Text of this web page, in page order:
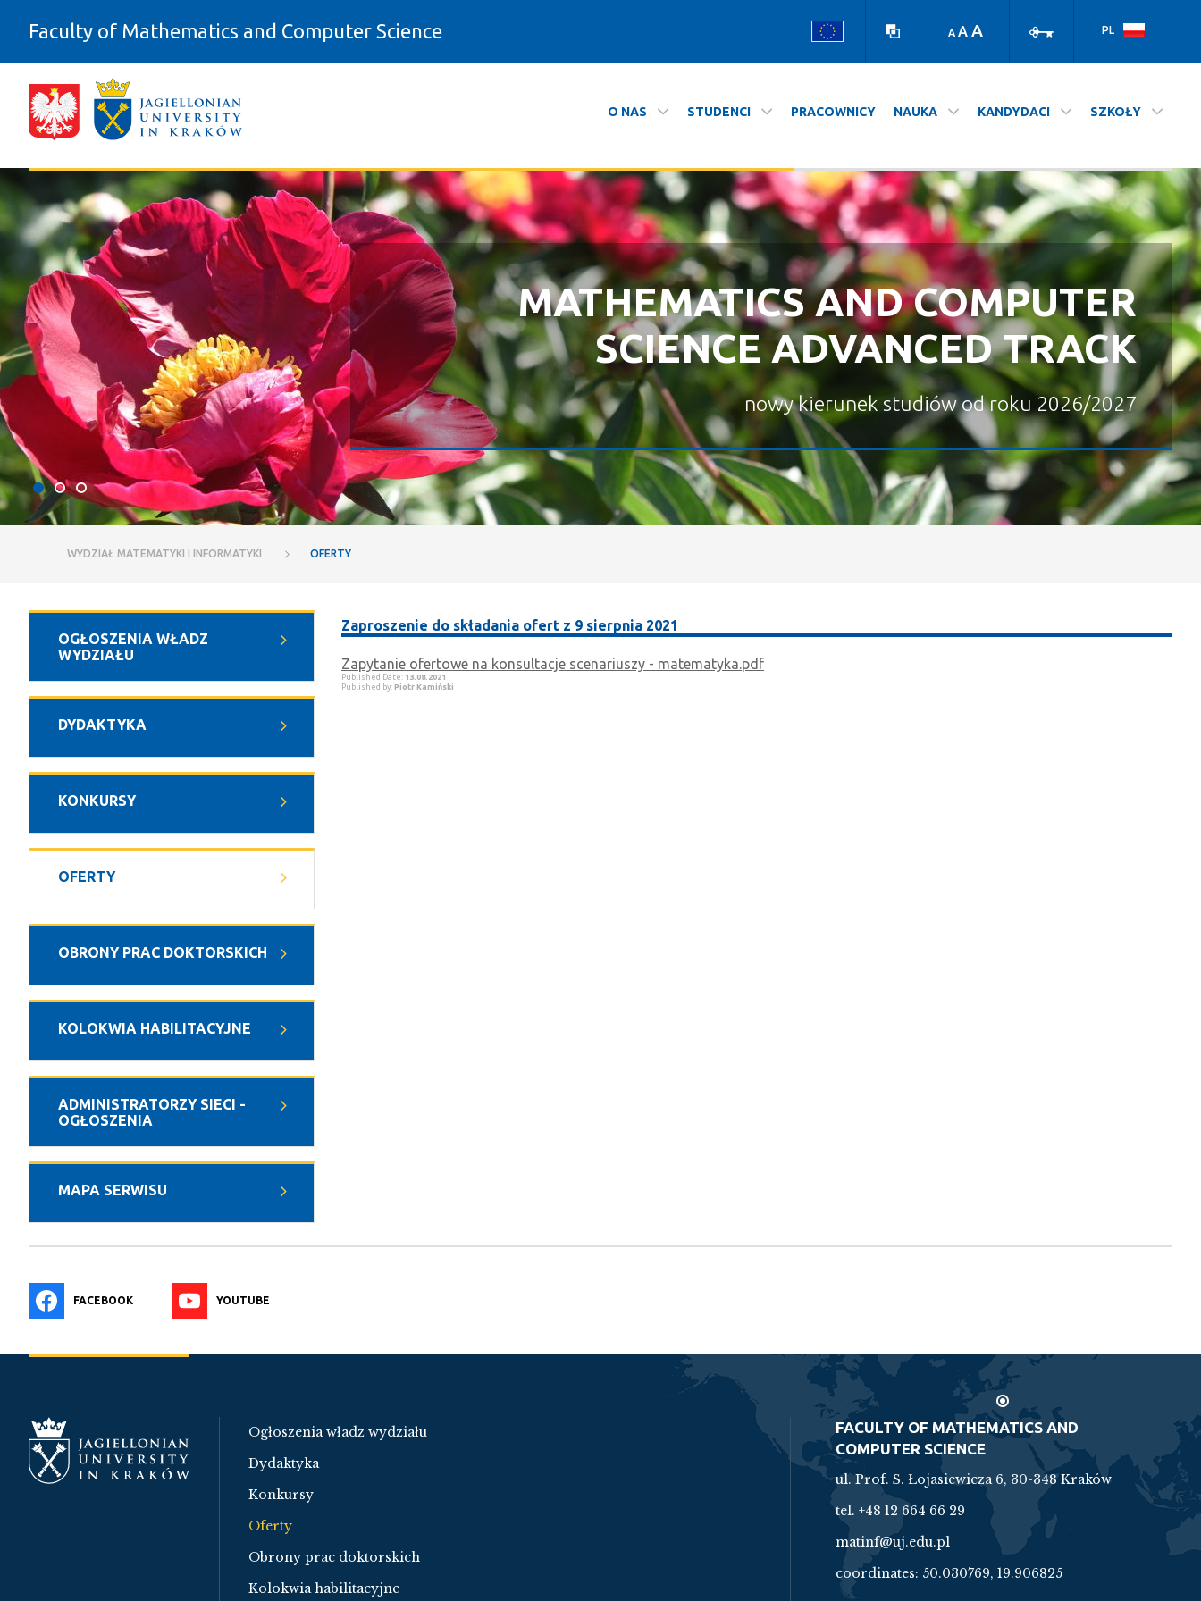
Faculty of Mathematics and Computer Science
version
A A A
PL
O NAS STUDENCI PRACOWNICY NAUKA KANDYDACI SZKOŁY
Oferty - Wydział Matematyki i Informatyki
MATHEMATICS AND COMPUTER
SCIENCE ADVANCED TRACK
nowy kierunek studiów od roku 2026/2027
ZAPRASZAMY NA NASZ WYDZIAŁ
STUDIUJ NA UJ
WYDZIAŁ MATEMATYKI I INFORMATYKI OFERTY
OGŁOSZENIA WŁADZ
WYDZIAŁU
DYDAKTYKA
KONKURSY
OFERTY
OBRONY PRAC DOKTORSKICH
KOLOKWIA HABILITACYJNE
ADMINISTRATORZY SIECI -
OGŁOSZENIA
MAPA SERWISU
Zaproszenie do składania ofert z 9 sierpnia 2021
Zapytanie ofertowe na konsultacje scenariuszy - matematyka.pdf
Published Date: 13.08.2021
Published by: Piotr Kamiński
FACEBOOK YOUTUBE
Ogłoszenia władz wydziału
Dydaktyka
Konkursy
Oferty
Obrony prac doktorskich
Kolokwia habilitacyjne
FACULTY OF MATHEMATICS AND
COMPUTER SCIENCE
ul. Prof. S. Łojasiewicza 6, 30-348 Kraków
tel. +48 12 664 66 29
matinf@uj.edu.pl
coordinates: 50.030769, 19.906825